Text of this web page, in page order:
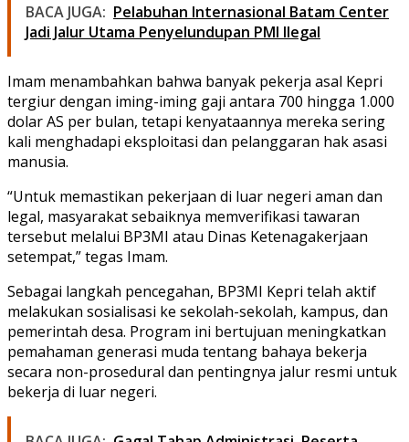
BACA JUGA: Pelabuhan Internasional Batam Center
Jadi Jalur Utama Penyelundupan PMI Ilegal
Imam menambahkan bahwa banyak pekerja asal Kepri
tergiur dengan iming-iming gaji antara 700 hingga 1.000
dolar AS per bulan, tetapi kenyataannya mereka sering
kali menghadapi eksploitasi dan pelanggaran hak asasi
manusia.
“Untuk memastikan pekerjaan di luar negeri aman dan
legal, masyarakat sebaiknya memverifikasi tawaran
tersebut melalui BP3MI atau Dinas Ketenagakerjaan
setempat,” tegas Imam.
Sebagai langkah pencegahan, BP3MI Kepri telah aktif
melakukan sosialisasi ke sekolah-sekolah, kampus, dan
pemerintah desa. Program ini bertujuan meningkatkan
pemahaman generasi muda tentang bahaya bekerja
secara non-prosedural dan pentingnya jalur resmi untuk
bekerja di luar negeri.